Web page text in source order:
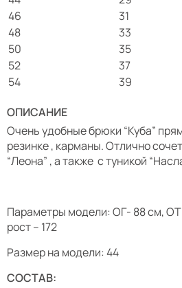
46
31
48
33
50
35
52
37
54
39
ОПИСАНИЕ
Очень удобные брюки “Куба”
резинке , карманы. Отлично
“Леона” , а также с туникой
Параметры модели: ОГ- 88 см,
рост – 172
Размер на модели: 44
СОСТАВ: